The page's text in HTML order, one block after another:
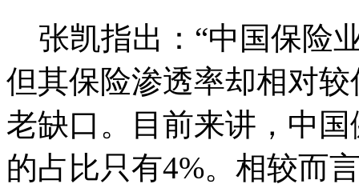
张凯指出：“中国保险
但其保险渗透率却相对
老缺口。目前来讲，中
的占比只有4%。相较而